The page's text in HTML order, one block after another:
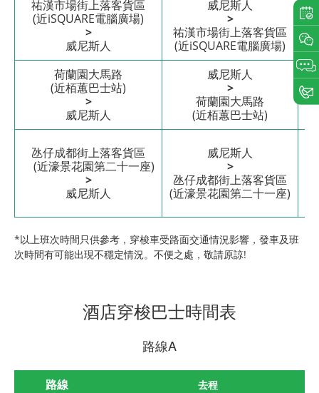
祐漢市場街上落客貨區
(近iSQUARE電腦廣場)
>
威尼斯人
威尼斯人
>
祐漢市場街上落客貨區
(近iSQUARE電腦廣場)
荷蘭園大馬路
(近栢蕙巴士站)
>
威尼斯人
威尼斯人
>
荷蘭園大馬路
(近栢蕙巴士站)
氹仔成都街上落客貨區
(近濠景花園第二十一座)
>
威尼斯人
威尼斯人
>
氹仔成都街上落客貨區
(近濠景花園第二十一座)
*以上班次時間只供參考，穿梭車受路面交通情況影響，發車及班
次時間有可能出現不穩定情況。不便之處，敬請原諒!
酒店穿梭巴士時間表
路線A
路線 去程